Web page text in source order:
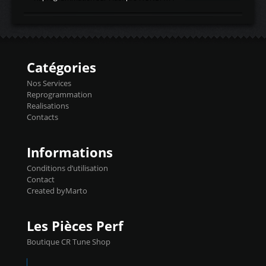
d'admissiontemp ex. pour atmo -30- 80°C
temperaturetemperature ldr moteurtemp
Injecteurs + Flashpro 1370€ TTC Le
précise et performante. Vous pourrez
basculer de la carto sans plomb à Ethanol à
l'aide du flashpro OPTION ECONOMIQUES
Reprog SP 98 sur le calculateur d'origine
450€ TTC Un gain d'environ 10cv et 15nm
Catégories
Nos Services
Reprogrammation
Realisations
Contacts
Informations
Conditions d’utilisation
Contact
Created byMarto
Les Pièces Perf
Boutique CR Tune Shop